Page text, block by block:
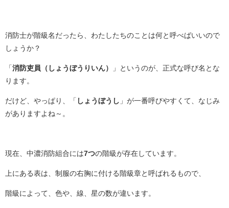
消防士が階級名だったら、わたしたちのことは何と呼べばいいので
しょうか？
「消防吏員（しょうぼうりいん）
」というのが、正式な呼び名とな
ります。
だけど、やっぱり、「 しょうぼうし 」が一番呼びやすくて、なじみ
がありますよね～。
現在、中濃消防組合には7つの階級が存在しています。
上にある表は、制服の右胸に付ける階級章と呼ばれるもので、
階級によって、色や、線、星の数が違います。